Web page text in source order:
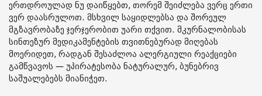
ერთდროულად ნუ დაიწყებთ, თორემ შეიძლება ვერც ერთი
ვერ დაასრულოთ. მსხვილ საყიდლებსა და შორეულ
მგზავრობაზე ჯერჯერობით უარი თქვით. მკურნალობისას
სინთეზურ მედიკამენტების თვითნებურად მიღებას
მოერიდეთ, რადგან შესაძლოა ალერგიული რეაქციები
გამწვავოს — უპირატესობა ნატურალურ, ბუნებრივ
საშუალებებს მიანიჭეთ.